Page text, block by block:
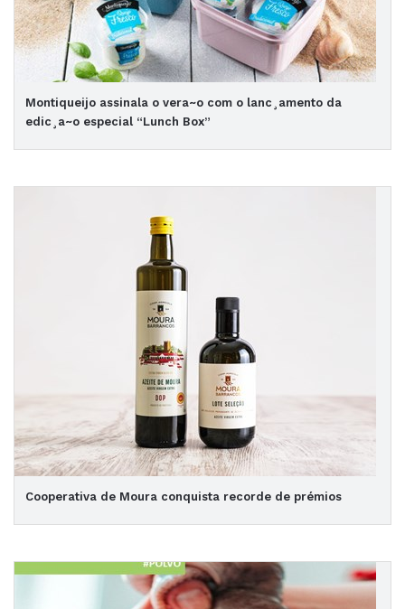
Montiqueijo assinala o vera~o com o lanc¸amento da
edic¸a~o especial “Lunch Box”
Cooperativa de Moura conquista recorde de prémios